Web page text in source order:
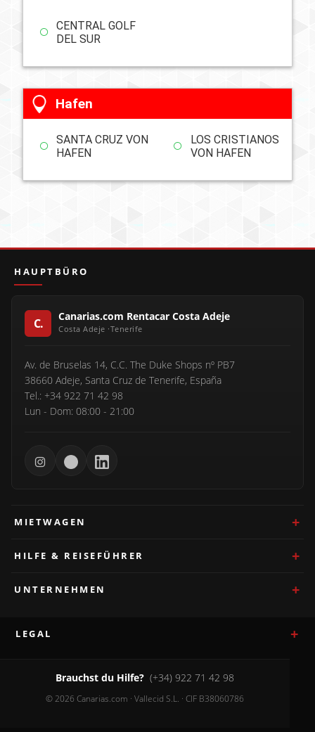
CENTRAL GOLF
DEL SUR
Hafen
SANTA CRUZ VON
HAFEN
LOS CRISTIANOS
VON HAFEN
HAUPTBÜRO
Canarias.com Rentacar Costa Adeje
Av. de Bruselas 14, C.C. The Duke Shops nº PB7
38660 Adeje, Santa Cruz de Tenerife, España
Tel.: +34 922 71 42 98
Lun - Dom: 08:00 - 21:00
MIETWAGEN
HILFE & REISEFÜHRER
UNTERNEHMEN
LEGAL
Brauchst du Hilfe? (+34) 922 71 42 98
© 2026 Canarias.com · Vallecid S.L. · CIF B38060786